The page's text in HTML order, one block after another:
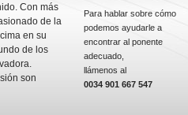
Con más
de la
en su
de los
son
Para hablar sobre cómo
podemos ayudarle a
encontrar al ponente
adecuado,
llámenos al
0034 901 667 547